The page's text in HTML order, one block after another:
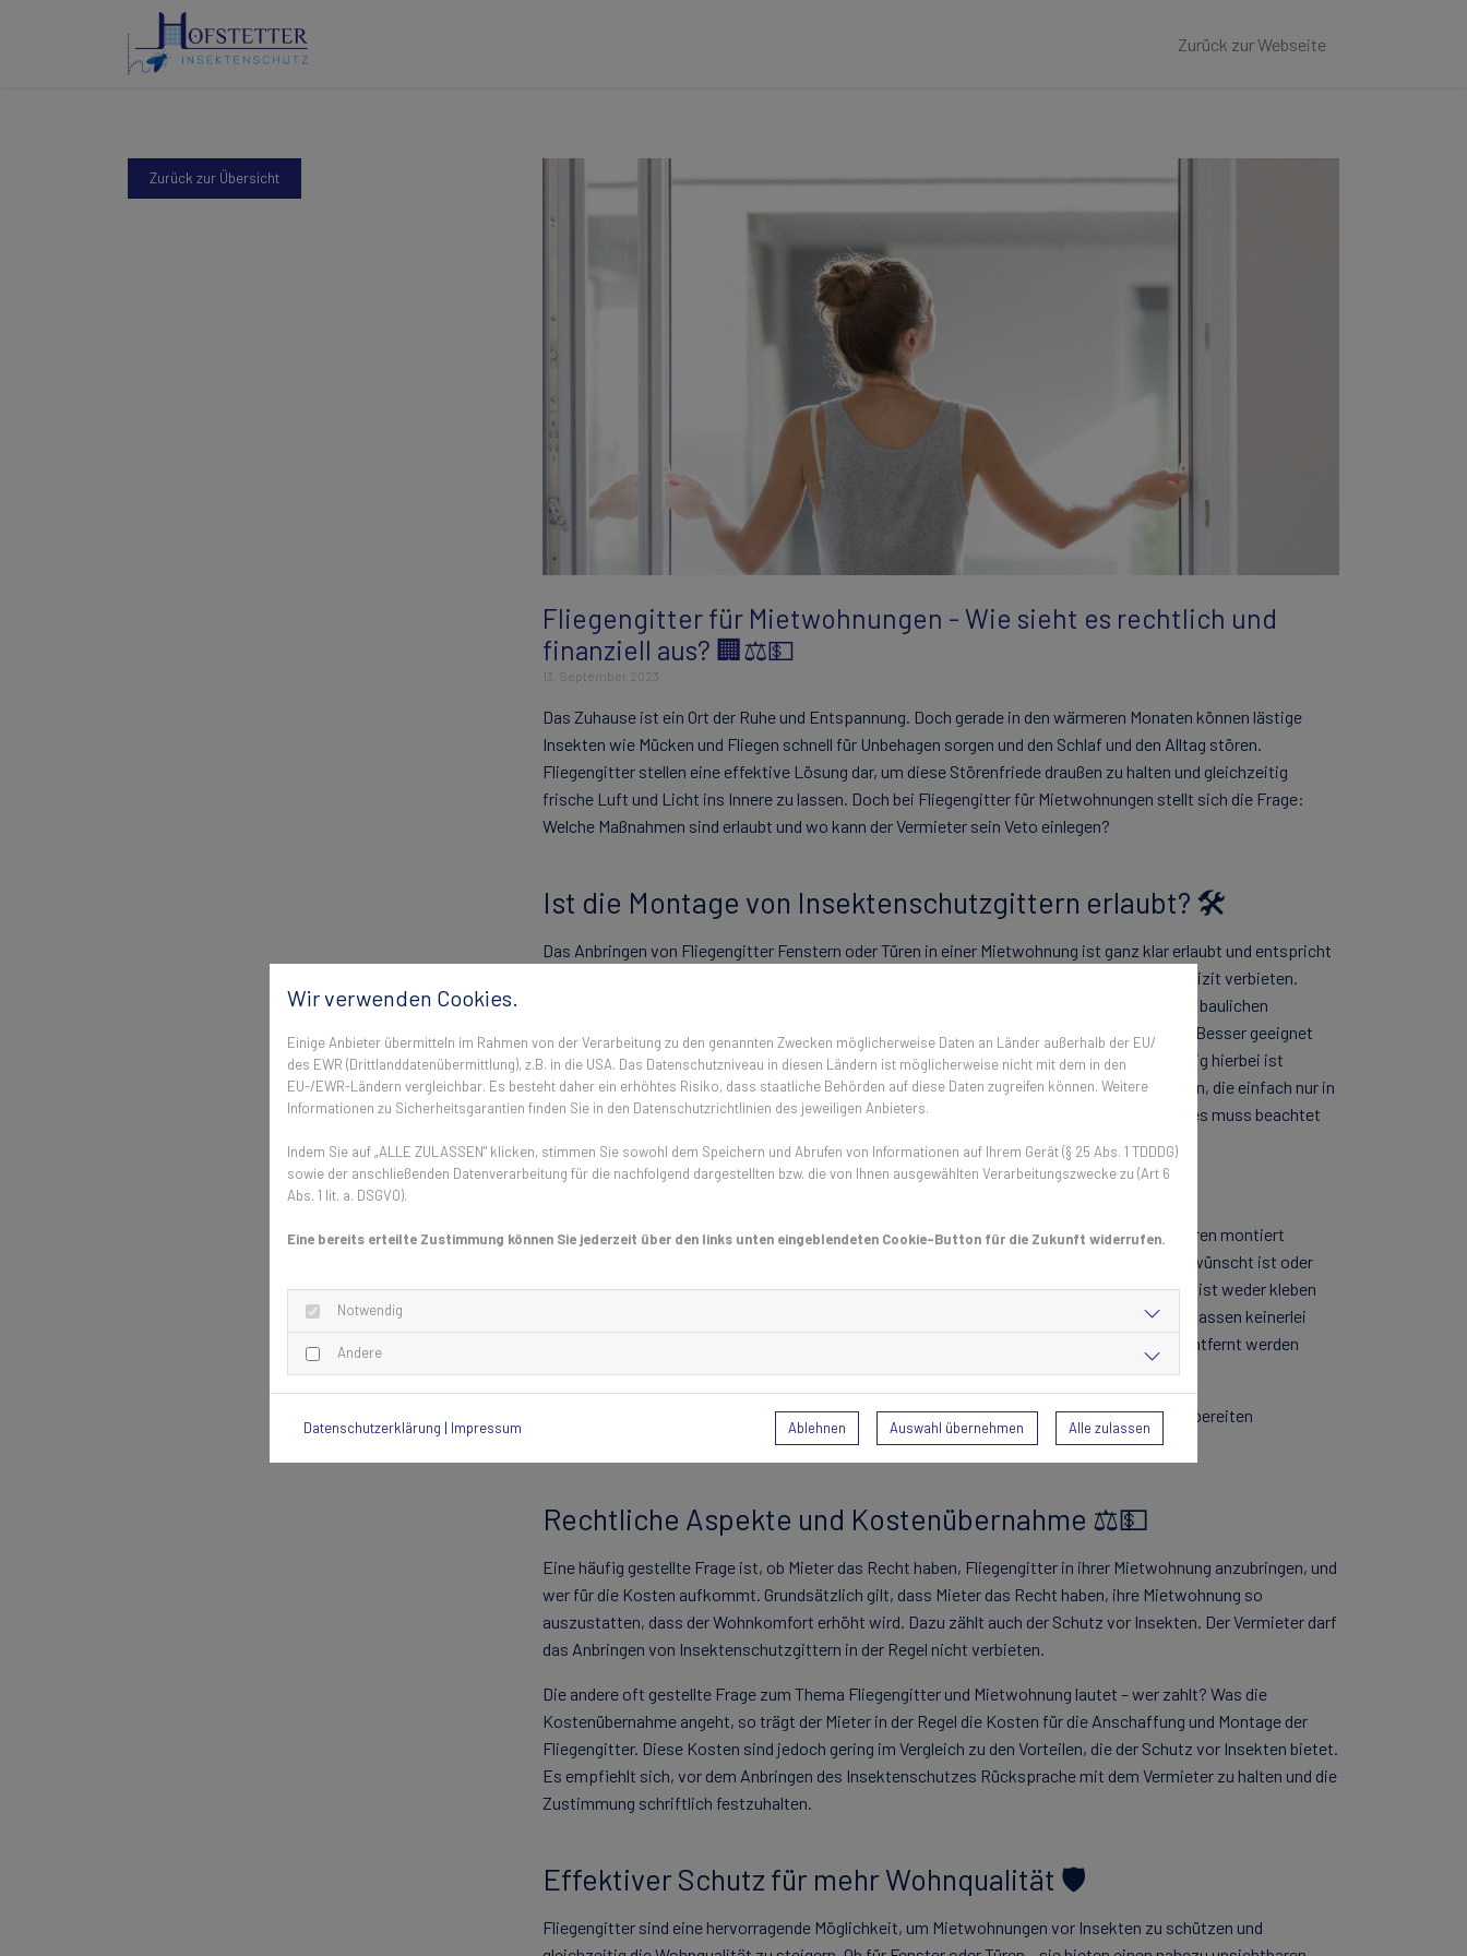
Zurück zur Webseite
Zurück zur Übersicht
Fliegengitter für Mietwohnungen - Wie sieht es rechtlich und
finanziell aus? 🏢⚖️💵
13. September 2023
Das Zuhause ist ein Ort der Ruhe und Entspannung. Doch gerade in den wärmeren Monaten können lästige
Insekten wie Mücken und Fliegen schnell für Unbehagen sorgen und den Schlaf und den Alltag stören.
Fliegengitter stellen eine effektive Lösung dar, um diese Störenfriede draußen zu halten und gleichzeitig
frische Luft und Licht ins Innere zu lassen. Doch bei Fliegengitter für Mietwohnungen stellt sich die Frage:
Welche Maßnahmen sind erlaubt und wo kann der Vermieter sein Veto einlegen?
Ist die Montage von Insektenschutzgittern erlaubt? 🛠️
Das Anbringen von Fliegengitter Fenstern oder Türen in einer Mietwohnung ist ganz klar erlaubt und entspricht
dem ordnungsgemäßen Gebrauch der Mietsache. Der Vermieter darf Fliegengitter nicht explizit verbieten.
Allerdings gibt es ein paar Dinge zu beachten. Es ist zum Beispiel wichtig, dass dabei keine baulichen
Veränderungen vorgenommen werden. Dazu gehören zum Beispiel bohren oder schrauben. Besser geeignet
sind Insektenschutzgitter, die in den Rahmen geklebt oder geklettet werden können. Wichtig hierbei ist
jedoch, dass der Kleber rückstandslos entfernt werden kann. Auch Winkellaschen-Lösungen, die einfach nur in
den Fensterrahmen eingehängt werden, sind mögich. Auch das Erscheinungsbild des Hauses muss beachtet
werden. Daher sind unauffällige und ordentlich installierte Gitter notwendig.
Arten von Insektenschutzgittern ohne Bohren 🔩
Es gibt inzwischen zahlreiche qualitativ hochwertige und zuverlässige Gitter, die ohne Bohren montiert
werden können. Diese eignen sich auch, wenn eine Bohrung in den Fensterrahmen nicht gewünscht ist oder
sich nicht zugetraut wird. Vor allem Spannrahmen sind optimal für Mietwohnungen. Hierbei ist weder kleben
noch bohren notwendig, sie sind extrem langlebig, sind kompatibel mit Rollläden und hinterlassen keinerlei
Spuren. Sogar für Türen und Dachfenster gibt es praktische Lösungen, die rückstandslos entfernt werden
können.
Für mehr Details und eine komponente Beratung kontaktieren Sie am Besten unseren hilfsbereiten
Rechtliche Aspekte und Kostenübernahme ⚖️💵
Eine häufig gestellte Frage ist, ob Mieter das Recht haben, Fliegengitter in ihrer Mietwohnung anzubringen, und
wer für die Kosten aufkommt. Grundsätzlich gilt, dass Mieter das Recht haben, ihre Mietwohnung so
auszustatten, dass der Wohnkomfort erhöht wird. Dazu zählt auch der Schutz vor Insekten. Der Vermieter darf
das Anbringen von Insektenschutzgittern in der Regel nicht verbieten.
Die andere oft gestellte Frage zum Thema Fliegengitter und Mietwohnung lautet – wer zahlt? Was die
Kostenübernahme angeht, so trägt der Mieter in der Regel die Kosten für die Anschaffung und Montage der
Fliegengitter. Diese Kosten sind jedoch gering im Vergleich zu den Vorteilen, die der Schutz vor Insekten bietet.
Es empfiehlt sich, vor dem Anbringen des Insektenschutzes Rücksprache mit dem Vermieter zu halten und die
Zustimmung schriftlich festzuhalten.
Effektiver Schutz für mehr Wohnqualität 🛡️
Fliegengitter sind eine hervorragende Möglichkeit, um Mietwohnungen vor Insekten zu schützen und
Wir verwenden Cookies.
Einige Anbieter übermitteln im Rahmen von der Verarbeitung zu den genannten Zwecken möglicherweise Daten an Länder außerhalb der EU/
des EWR (Drittlanddatenübermittlung), z.B. in die USA. Das Datenschutzniveau in diesen Ländern ist möglicherweise nicht mit dem in den
EU-/EWR-Ländern vergleichbar. Es besteht daher ein erhöhtes Risiko, dass staatliche Behörden auf diese Daten zugreifen können. Weitere
Informationen zu Sicherheitsgarantien finden Sie in den Datenschutzrichtlinien des jeweiligen Anbieters.
Indem Sie auf „ALLE ZULASSEN" klicken, stimmen Sie sowohl dem Speichern und Abrufen von Informationen auf Ihrem Gerät (§ 25 Abs. 1 TDDDG)
sowie der anschließenden Datenverarbeitung für die nachfolgend dargestellten bzw. die von Ihnen ausgewählten Verarbeitungszwecke zu (Art 6
Abs. 1 lit. a. DSGVO).
Eine bereits erteilte Zustimmung können Sie jederzeit über den links unten eingeblendeten Cookie-Button für die Zukunft widerrufen.
Notwendig
Andere
Datenschutzerklärung | Impressum Ablehnen Auswahl übernehmen Alle zulassen